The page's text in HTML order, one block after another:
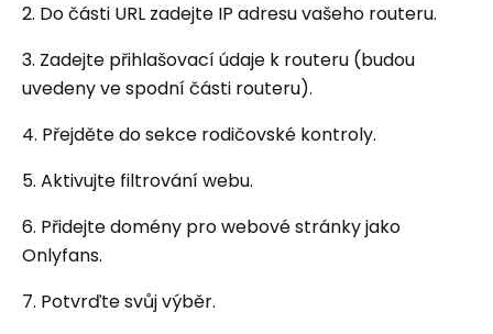
2. Do části URL zadejte IP adresu vašeho routeru.
3. Zadejte přihlašovací údaje k routeru (budou
uvedeny ve spodní části routeru).
4. Přejděte do sekce rodičovské kontroly.
5. Aktivujte filtrování webu.
6. Přidejte domény pro webové stránky jako
Onlyfans.
7. Potvrďte svůj výběr.